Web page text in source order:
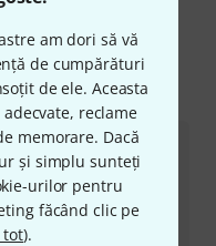
am dori să vă
de cumpărături
de ele. Aceasta
reclame
memorare. Dacă
și simplu sunteți
urilor pentru
făcând clic pe
tot).